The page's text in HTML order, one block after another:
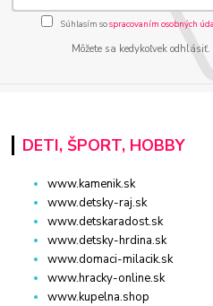
Súhlasím sospracovaním osobných
Môžete sa kedykoľvek
DETI, ŠPORT, HOBBY
www.kamenik.sk
www.detsky-raj.sk
www.detskaradost.sk
www.detsky-hrdina.sk
www.domaci-milacik.sk
www.hracky-online.sk
www.kupelna.shop